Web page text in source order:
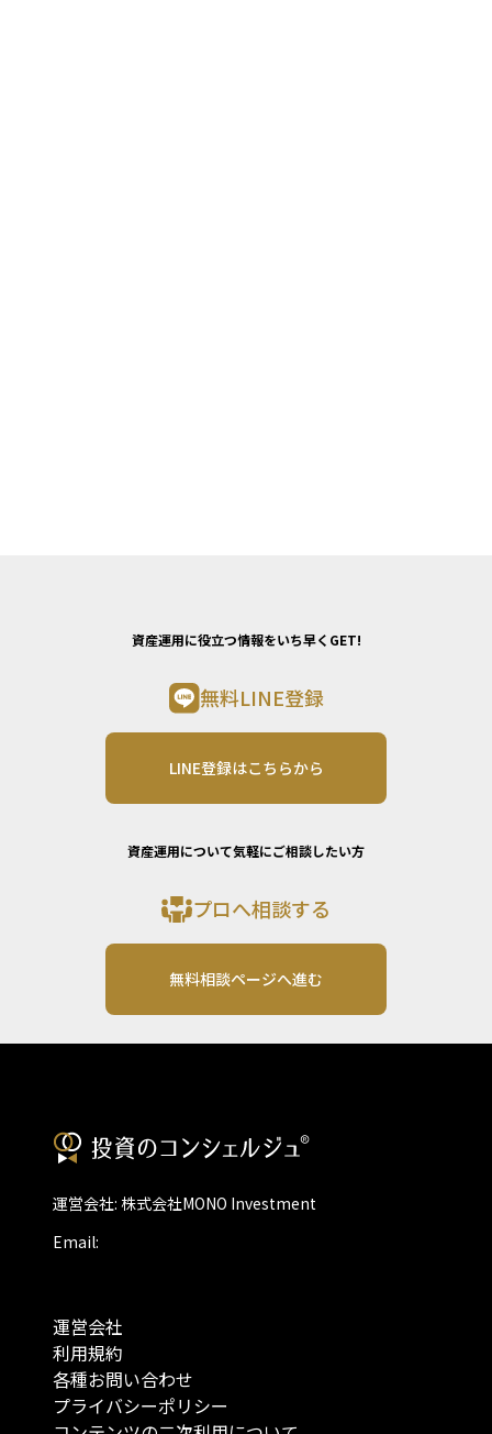
資産運用に役立つ情報をいち早くGET!
無料LINE登録
LINE登録はこちらから
資産運用について気軽にご相談したい方
プロへ相談する
無料相談ページへ進む
運営会社: 株式会社MONO Investment
Email:
運営会社
利用規約
各種お問い合わせ
プライバシーポリシー